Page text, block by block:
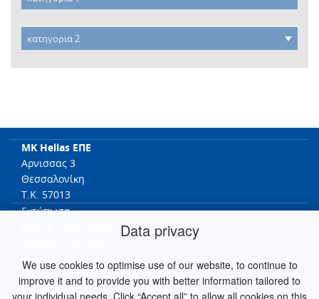
Data privacy
We use cookies to optimise use of our website, to continue to
improve it and to provide you with better information tailored to
your individual needs. Click “Accept all” to allow all cookies on this
MK Hellas ΕΠΕ
Αρνισσας 3
Θεσσαλονίκη
T.K. 57013
Εκτύπωση
Πολιτική ακύρωσης
Cookie Settings
Επικοινωνία